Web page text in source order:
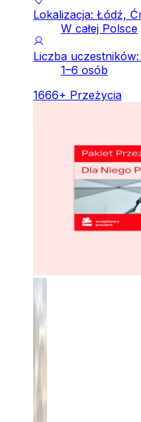
Lokalizacja: Łódź,
W całej Polsce
Liczba
1–6 osób
1666+ Przeżycia